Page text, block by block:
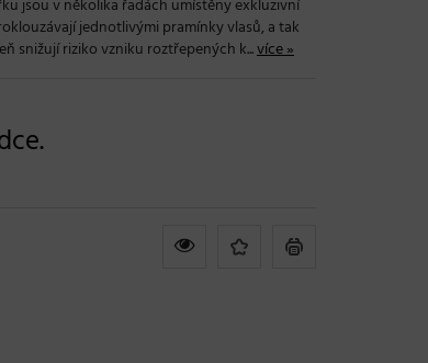
jsou v několika řadách umístěny exkluzivní
jednotlivými pramínky vlasů, a tak
snižují riziko vzniku roztřepených k...více »